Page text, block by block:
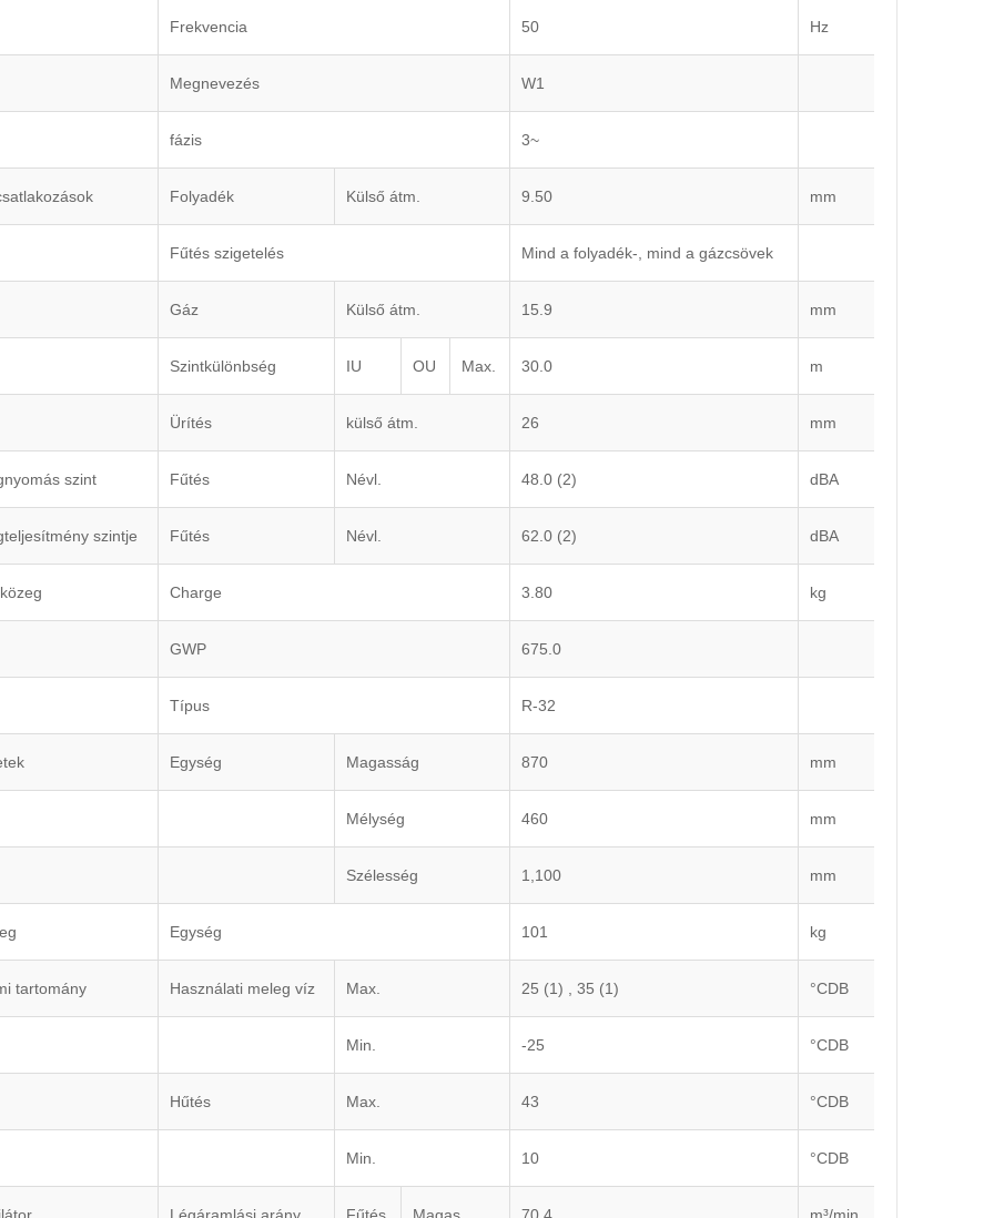
Frekvencia 50 Hz
Megnevezés W1
fázis 3~
Folyadék Külső átm. 9.50 mm
Fűtés szigetelés Mind a folyadék-, mind a gázcsövek
Gáz Külső átm. 15.9 mm
Szintkülönbség IU OU Max. 30.0 m
Ürítés külső átm. 26 mm
szint Fűtés Névl. 48.0 (2) dBA
szintje Fűtés Névl. 62.0 (2) dBA
Charge 3.80 kg
GWP 675.0
Típus R-32
Egység Magasság 870 mm
Mélység 460 mm
Szélesség 1,100 mm
Egység 101 kg
tartomány Használati meleg víz Max. 25 (1) , 35 (1) °CDB
Min. -25 °CDB
Hűtés Max. 43 °CDB
Min. 10 °CDB